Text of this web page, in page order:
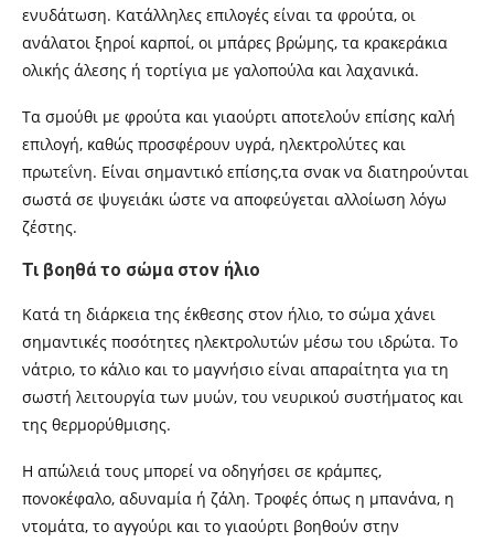
ενυδάτωση. Κατάλληλες επιλογές είναι τα φρούτα, οι
ανάλατοι ξηροί καρποί, οι μπάρες βρώμης, τα κρακεράκια
ολικής άλεσης ή τορτίγια με γαλοπούλα και λαχανικά.
Τα σμούθι με φρούτα και γιαούρτι αποτελούν επίσης καλή
επιλογή, καθώς προσφέρουν υγρά, ηλεκτρολύτες και
πρωτεΐνη. Είναι σημαντικό επίσης,τα σνακ να διατηρούνται
σωστά σε ψυγειάκι ώστε να αποφεύγεται αλλοίωση λόγω
ζέστης.
Τι βοηθά το σώμα στον ήλιο
Κατά τη διάρκεια της έκθεσης στον ήλιο, το σώμα χάνει
σημαντικές ποσότητες ηλεκτρολυτών μέσω του ιδρώτα. Το
νάτριο, το κάλιο και το μαγνήσιο είναι απαραίτητα για τη
σωστή λειτουργία των μυών, του νευρικού συστήματος και
της θερμορύθμισης.
Η απώλειά τους μπορεί να οδηγήσει σε κράμπες,
πονοκέφαλο, αδυναμία ή ζάλη. Τροφές όπως η μπανάνα, η
ντομάτα, το αγγούρι και το γιαούρτι βοηθούν στην